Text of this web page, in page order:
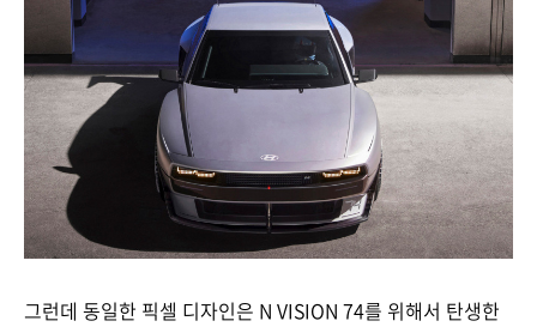
그런데 동일한 픽셀 디자인은 N VISION 74를 위해서 탄생한